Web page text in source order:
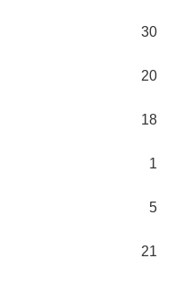
30
20
18
1
5
21